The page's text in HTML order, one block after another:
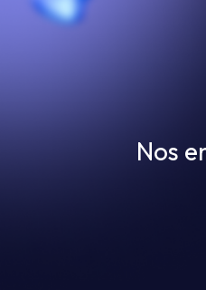
Nos